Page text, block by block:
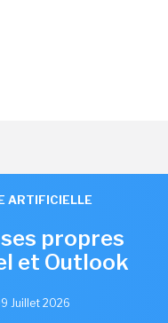
ARTIFICIELLE
propres
et Outlook
Juillet 2026